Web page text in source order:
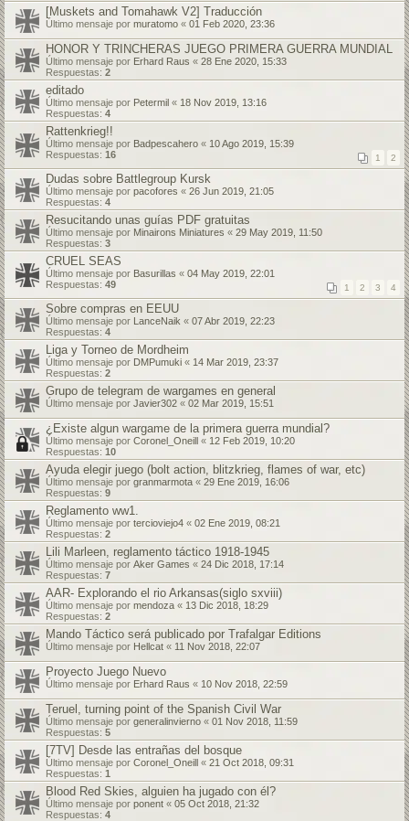
[Muskets and Tomahawk V2] Traducción
Último mensaje por muratomo « 01 Feb 2020, 23:36
HONOR Y TRINCHERAS JUEGO PRIMERA GUERRA MUNDIAL
Último mensaje por Erhard Raus « 28 Ene 2020, 15:33
Respuestas: 2
editado
Último mensaje por Petermil « 18 Nov 2019, 13:16
Respuestas: 4
Rattenkrieg!!
Último mensaje por Badpescahero « 10 Ago 2019, 15:39
Respuestas: 16 1 2
Dudas sobre Battlegroup Kursk
Último mensaje por pacofores « 26 Jun 2019, 21:05
Respuestas: 4
Resucitando unas guías PDF gratuitas
Último mensaje por Minairons Miniatures « 29 May 2019, 11:50
Respuestas: 3
CRUEL SEAS
Último mensaje por Basurillas « 04 May 2019, 22:01
Respuestas: 49 1 2 3 4
Sobre compras en EEUU
Último mensaje por LanceNaik « 07 Abr 2019, 22:23
Respuestas: 4
Liga y Torneo de Mordheim
Último mensaje por DMPumuki « 14 Mar 2019, 23:37
Respuestas: 2
Grupo de telegram de wargames en general
Último mensaje por Javier302 « 02 Mar 2019, 15:51
¿Existe algun wargame de la primera guerra mundial?
Último mensaje por Coronel_Oneill « 12 Feb 2019, 10:20
Respuestas: 10
Ayuda elegir juego (bolt action, blitzkrieg, flames of war, etc)
Último mensaje por granmarmota « 29 Ene 2019, 16:06
Respuestas: 9
Reglamento ww1.
Último mensaje por tercioviejo4 « 02 Ene 2019, 08:21
Respuestas: 2
Lili Marleen, reglamento táctico 1918-1945
Último mensaje por Aker Games « 24 Dic 2018, 17:14
Respuestas: 7
AAR- Explorando el rio Arkansas(siglo sxviii)
Último mensaje por mendoza « 13 Dic 2018, 18:29
Respuestas: 2
Mando Táctico será publicado por Trafalgar Editions
Último mensaje por Hellcat « 11 Nov 2018, 22:07
Proyecto Juego Nuevo
Último mensaje por Erhard Raus « 10 Nov 2018, 22:59
Teruel, turning point of the Spanish Civil War
Último mensaje por generalinvierno « 01 Nov 2018, 11:59
Respuestas: 5
[7TV] Desde las entrañas del bosque
Último mensaje por Coronel_Oneill « 21 Oct 2018, 09:31
Respuestas: 1
Blood Red Skies, alguien ha jugado con él?
Último mensaje por ponent « 05 Oct 2018, 21:32
Respuestas: 4